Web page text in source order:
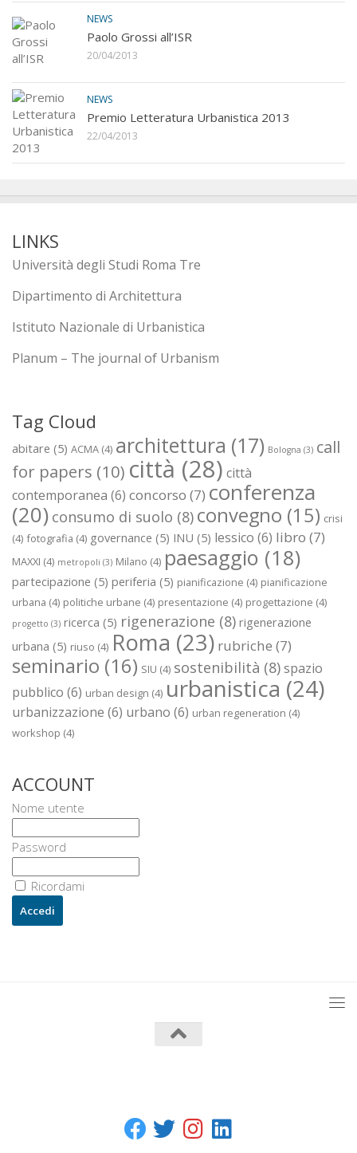
NEWS
Paolo Grossi all’ISR
20/04/2013
NEWS
Premio Letteratura Urbanistica 2013
22/04/2013
LINKS
Università degli Studi Roma Tre
Dipartimento di Architettura
Istituto Nazionale di Urbanistica
Planum – The journal of Urbanism
Tag Cloud
abitare (5) ACMA (4) architettura (17) Bologna (3) call
for papers (10) città (28) città
contemporanea (6) concorso (7) conferenza
(20) consumo di suolo (8) convegno (15) crisi
(4) fotografia (4) governance (5) INU (5) lessico (6) libro (7)
MAXXI (4) metropoli (3) Milano (4) paesaggio (18)
partecipazione (5) periferia (5) pianificazione (4) pianificazione
urbana (4) politiche urbane (4) presentazione (4) progettazione (4)
progetto (3) ricerca (5) rigenerazione (8) rigenerazione
urbana (5) riuso (4) Roma (23) rubriche (7)
seminario (16) SIU (4) sostenibilità (8)spazio
pubblico (6) urban design (4) urbanistica (24)
urbanizzazione (6) urbano (6) urban regeneration (4)
workshop (4)
ACCOUNT
Nome utente
Password
Ricordami